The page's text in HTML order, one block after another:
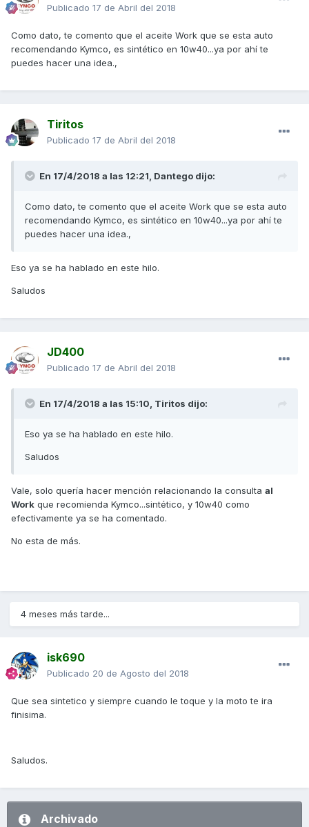
Publicado 17 de Abril del 2018
Como dato, te comento que el aceite Work que se esta auto
recomendando Kymco, es sintético en 10w40...ya por ahí te
puedes hacer una idea.,
Tiritos
Publicado 17 de Abril del 2018
En 17/4/2018 a las 12:21, Dantego dijo:
Como dato, te comento que el aceite Work que se esta auto
recomendando Kymco, es sintético en 10w40...ya por ahí te
puedes hacer una idea.,
Eso ya se ha hablado en este hilo.
Saludos
JD400
Publicado 17 de Abril del 2018
En 17/4/2018 a las 15:10, Tiritos dijo:
Eso ya se ha hablado en este hilo.
Saludos
Vale, solo quería hacer mención relacionando la consulta al
Work que recomienda Kymco...sintético, y 10w40 como
efectivamente ya se ha comentado.
No esta de más.
4 meses más tarde...
isk690
Publicado 20 de Agosto del 2018
Que sea sintetico y siempre cuando le toque y la moto te ira
finisima.
Saludos.
Archivado